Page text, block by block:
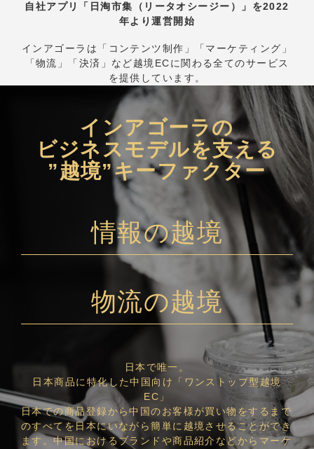
自社アプリ「日淘市集（リータオシージー）」を2022
年より運営開始
インアゴーラは「コンテンツ制作」「マーケティング」
「物流」「決済」など越境ECに関わる全てのサービス
を提供しています。
インアゴーラの
ビジネスモデルを支える
”越境”キーファクター
情報の越境
物流の越境
日本で唯一。
日本商品に特化した中国向け「ワンストップ型越境
EC」
日本での商品登録から中国のお客様が買い物をするまで
のすべてを日本にいながら簡単に越境させることができ
ます。中国におけるブランドや商品紹介などからマーケ